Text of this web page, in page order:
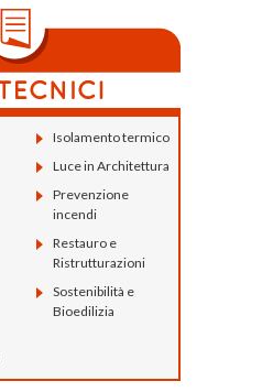
Isolamento termico
Luce in Architettura
Prevenzione
incendi
Restauro e
Ristrutturazioni
Sostenibilità e
Bioedilizia